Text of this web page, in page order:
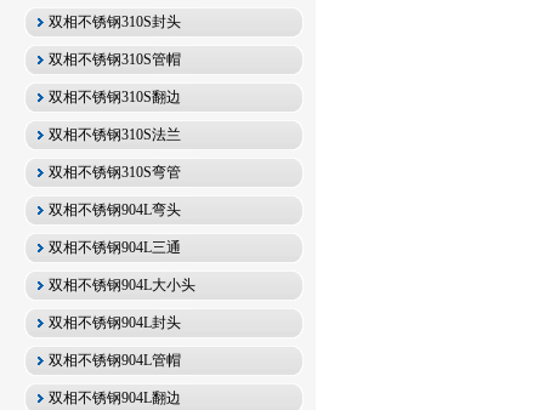
双相不锈钢310S封头
双相不锈钢310S管帽
双相不锈钢310S翻边
双相不锈钢310S法兰
双相不锈钢310S弯管
双相不锈钢904L弯头
双相不锈钢904L三通
双相不锈钢904L大小头
双相不锈钢904L封头
双相不锈钢904L管帽
双相不锈钢904L翻边